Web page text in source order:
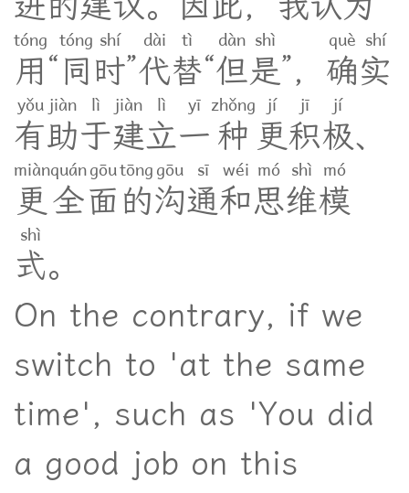
用
tóng
“同
tóng
时
shí
”代
dài
替
tì
“但
dàn
是
shì
”， 确
què
实
shí
有
yǒu
助
jiàn
于
lì
建
jiàn
立
lì
一
yī
种
zhǒng
更
jí
积
jī
极
jí
、
更
miàn
全
quán
面
gōu
的
tōng
沟
gōu
通
sī
和
wéi
思
mó
维
shì
模
mó
式
shì
。
On the contrary, if we
switch to 'at the same
time', such as 'You did
a good job on this